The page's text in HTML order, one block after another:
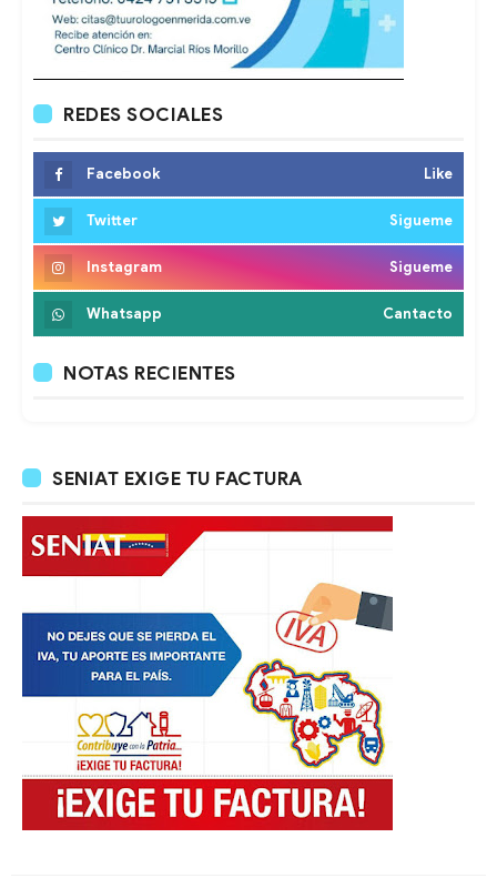
REDES SOCIALES
Facebook Like
Twitter Sigueme
Instagram Sigueme
Whatsapp Cantacto
NOTAS RECIENTES
SENIAT EXIGE TU FACTURA